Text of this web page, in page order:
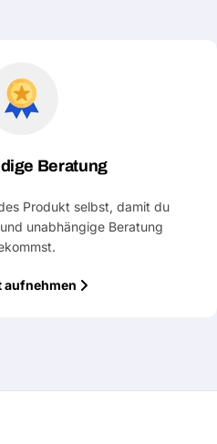
Beratung
Produkt selbst, damit du
unabhängige Beratung
aufnehmen